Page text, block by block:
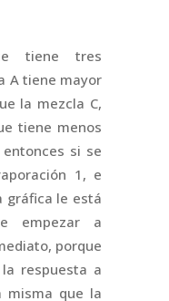
tiene tres
A tiene mayor
la mezcla C,
tiene menos
si se
1, e
gráfica le está
empezar a
porque
respuesta a
misma que la